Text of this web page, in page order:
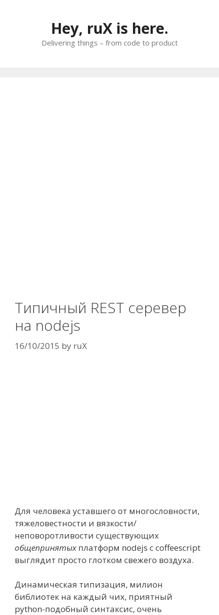
Hey, ruX is here.
Delivering things – from code to product
Типичный REST серевер
на nodejs
16/10/2015 by ruX
Для человека уставшего от многословности,
тяжеловестности и вязкости/
неповоротливости существующих
общепринятыхплатформ nodejs с coffeescript
выглядит просто глотком свежего воздуха.
Динамическая типизация, милион
библиотек на каждый чих, приятный
python-подобный синтаксис, очень